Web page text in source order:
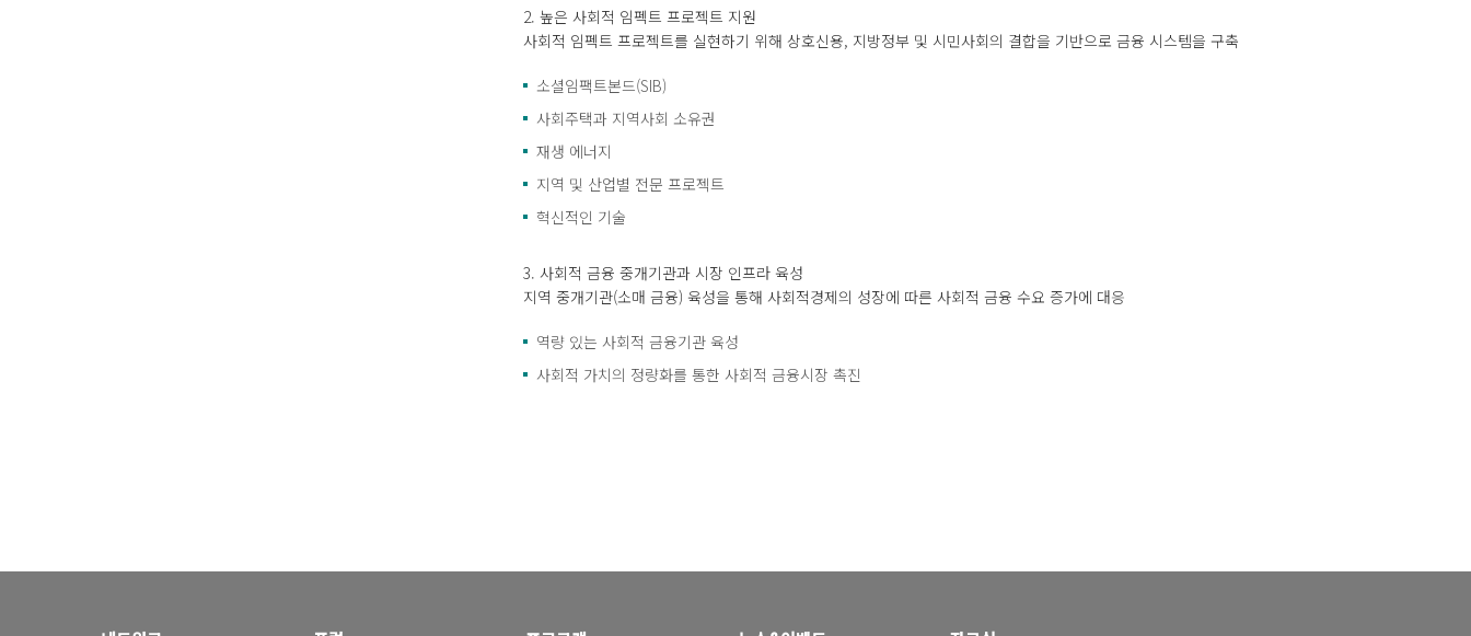
2. 높은 사회적 임펙트 프로젝트 지원
사회적 임펙트 프로젝트를 실현하기 위해 상호신용, 지방정부 및 시민사회의 결합을 기반으로 금융 시스템을 구축
소셜임팩트본드(SIB)
사회주택과 지역사회 소유권
재생 에너지
지역 및 산업별 전문 프로젝트
혁신적인 기술
3. 사회적 금융 중개기관과 시장 인프라 육성
지역 중개기관(소매 금융) 육성을 통해 사회적경제의 성장에 따른 사회적 금융 수요 증가에 대응
역량 있는 사회적 금융기관 육성
사회적 가치의 정량화를 통한 사회적 금융시장 촉진